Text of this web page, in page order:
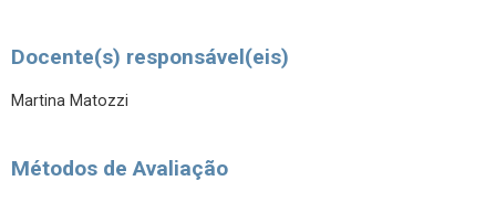
Docente(s) responsável(eis)
Martina Matozzi
Métodos de Avaliação